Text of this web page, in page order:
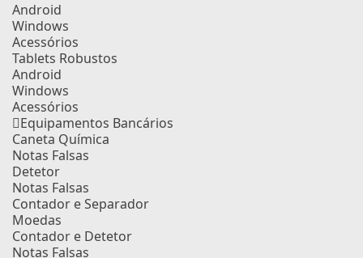
Android
Windows
Acessórios
Tablets Robustos
Android
Windows
Acessórios
Equipamentos Bancários
Caneta Química
Notas Falsas
Detetor
Notas Falsas
Contador e Separador
Moedas
Contador e Detetor
Notas Falsas